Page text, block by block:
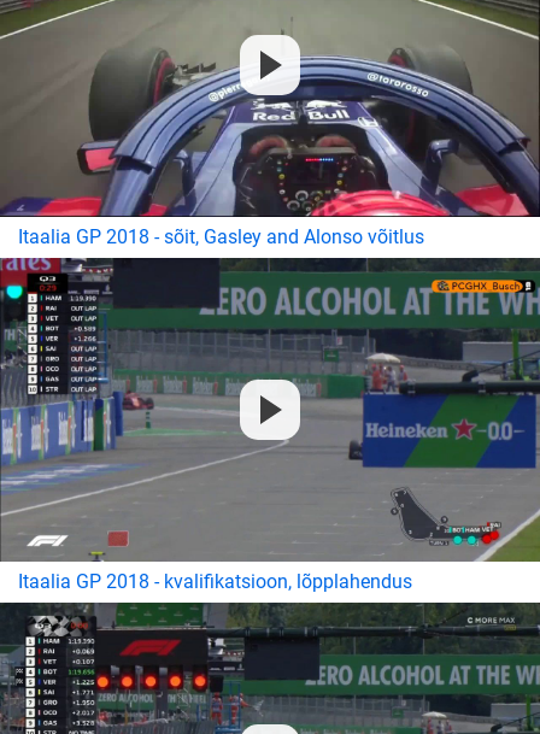
Itaalia GP 2018 - sõit, Gasley and Alonso võitlus
Itaalia GP 2018 - kvalifikatsioon, lõpplahendus